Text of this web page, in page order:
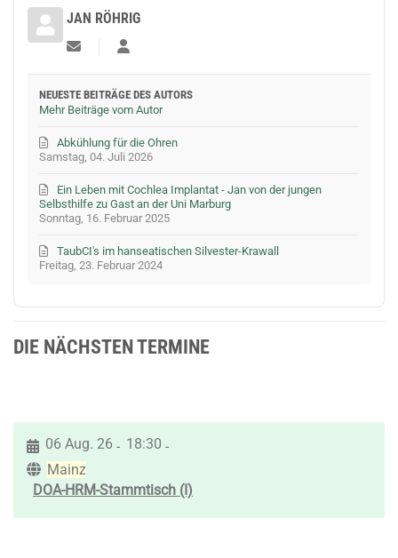
JAN RÖHRIG
Updates abonnieren
NEUESTE BEITRÄGE DES AUTORS
Mehr Beiträge vom Autor
Samstag, 04. Juli 2026
Abkühlung für die Ohren
Sonntag, 16. Februar 2025
Ein Leben mit Cochlea Implantat - Jan von der jungen
Selbsthilfe zu Gast an der Uni Marburg
Freitag, 23. Februar 2024
TaubCI's im hanseatischen Silvester-Krawall
DIE NÄCHSTEN TERMINE
06 Aug. 26 - 18:30 -
Mainz
DOA-HRM-Stammtisch (I)